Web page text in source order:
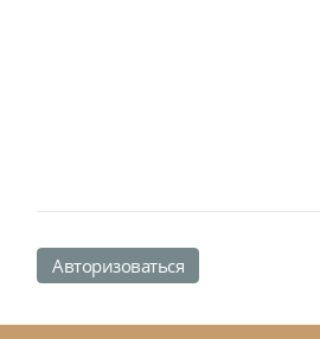
Авторизоваться